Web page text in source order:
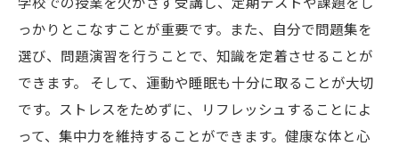
っかりとこなすことが重要です。また、自分で問題集を
選び、問題演習を行うことで、知識を定着させることが
できます。 そして、運動や睡眠も十分に取ることが大切
です。ストレスをためずに、リフレッシュすることによ
って、集中力を維持することができます。健康な体と心